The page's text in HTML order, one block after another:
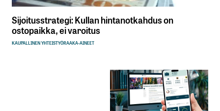
Sijoitusstrategi: Kullan hintanotkahdus on
ostopaikka, ei varoitus
KAUPALLINEN YHTEISTYÖRAAKA-AINEET